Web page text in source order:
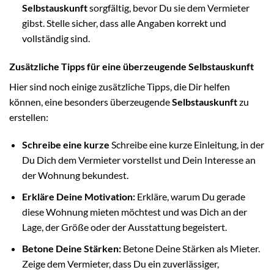
Selbstauskunftsorgfältig, bevor Du sie dem Vermieter
gibst. Stelle sicher, dass alle Angaben korrekt und
vollständig sind.
Zusätzliche Tipps für eine überzeugende Selbstauskunft
Hier sind noch einige zusätzliche Tipps, die Dir helfen
können, eine besonders überzeugendeSelbstauskunftzu
erstellen:
Schreibe eine kurze Schreibe eine kurze Einleitung, in der
Du Dich dem Vermieter vorstellst und Dein Interesse an
der Wohnung bekundest.
Erkläre Deine Motivation:Erkläre, warum Du gerade
diese Wohnung mieten möchtest und was Dich an der
Lage, der Größe oder der Ausstattung begeistert.
Betone Deine Stärken:Betone Deine Stärken als Mieter.
Zeige dem Vermieter, dass Du ein zuverlässiger,